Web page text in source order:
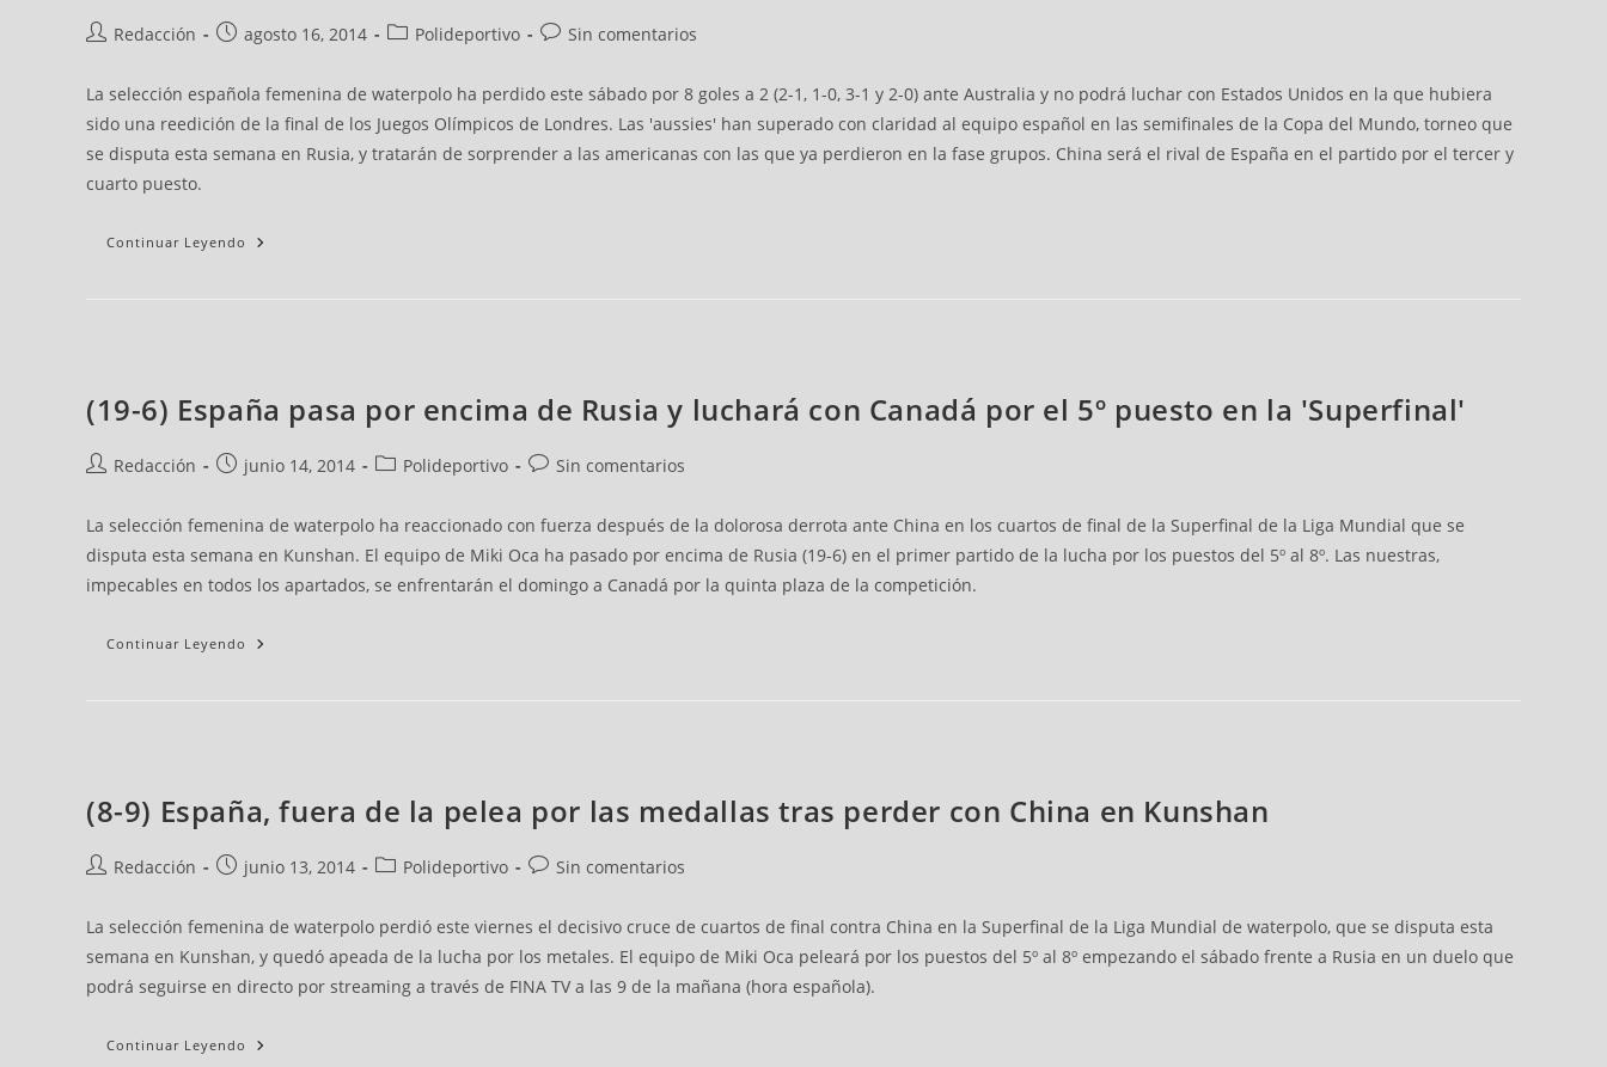
Redacción agosto 16, 2014 Polideportivo Sin comentarios
La selección española femenina de waterpolo ha perdido este sábado por 8 goles a 2 (2-1, 1-0, 3-1 y 2-0) ante Australia y no podrá luchar con Estados Unidos en la que hubiera
sido una reedición de la final de los Juegos Olímpicos de Londres. Las 'aussies' han superado con claridad al equipo español en las semifinales de la Copa del Mundo, torneo que
se disputa esta semana en Rusia, y tratarán de sorprender a las americanas con las que ya perdieron en la fase grupos. China será el rival de España en el partido por el tercer y
cuarto puesto.
Continuar Leyendo
(19-6) España pasa por encima de Rusia y luchará con Canadá por el 5º puesto en la 'Superfinal'
Redacción junio 14, 2014 Polideportivo Sin comentarios
La selección femenina de waterpolo ha reaccionado con fuerza después de la dolorosa derrota ante China en los cuartos de final de la Superfinal de la Liga Mundial que se
disputa esta semana en Kunshan. El equipo de Miki Oca ha pasado por encima de Rusia (19-6) en el primer partido de la lucha por los puestos del 5º al 8º. Las nuestras,
impecables en todos los apartados, se enfrentarán el domingo a Canadá por la quinta plaza de la competición.
Continuar Leyendo
(8-9) España, fuera de la pelea por las medallas tras perder con China en Kunshan
Redacción junio 13, 2014 Polideportivo Sin comentarios
La selección femenina de waterpolo perdió este viernes el decisivo cruce de cuartos de final contra China en la Superfinal de la Liga Mundial de waterpolo, que se disputa esta
semana en Kunshan, y quedó apeada de la lucha por los metales. El equipo de Miki Oca peleará por los puestos del 5º al 8º empezando el sábado frente a Rusia en un duelo que
podrá seguirse en directo por streaming a través de FINA TV a las 9 de la mañana (hora española).
Continuar Leyendo